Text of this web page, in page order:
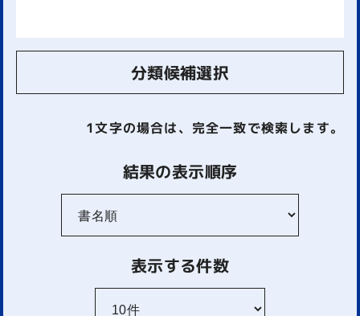
分類候補選択
1文字の場合は、完全一致で検索します。
結果の表示順序
表示する件数